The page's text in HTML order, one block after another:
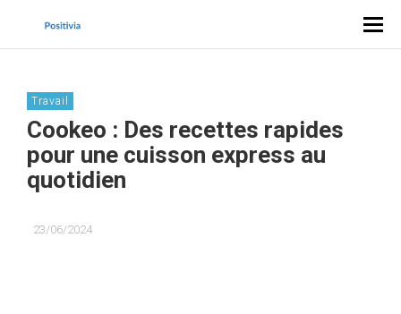
Travail
Cookeo : Des recettes rapides
pour une cuisson express au
quotidien
23/06/2024